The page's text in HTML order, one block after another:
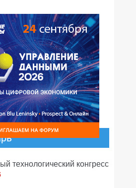
технологический конгресс